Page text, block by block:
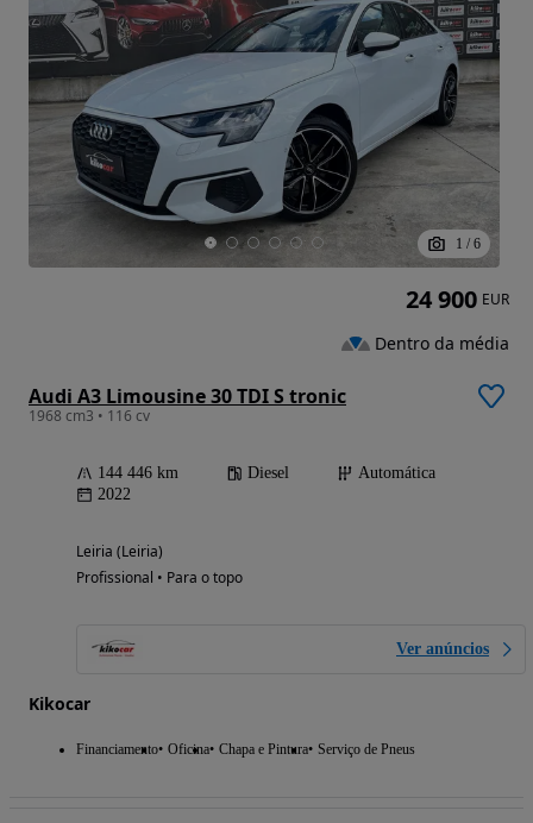
1 / 6
Audi A3 Limousine 30 TDI S tronic
1968 cm3 • 116 cv
144 446 km Diesel
Automática
2022
Leiria (Leiria)
Profissional • Para o topo
Ver anúncios
Kikocar
Financiamento Oficina Chapa e Pintura Serviço de Pneus
24 900 EUR
Dentro da média